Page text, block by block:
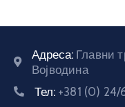
Адреса: Главни
Војводина
Тел: +381 (0) 24/